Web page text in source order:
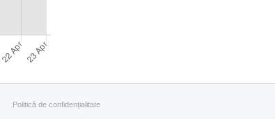
Politică de confidențialitate